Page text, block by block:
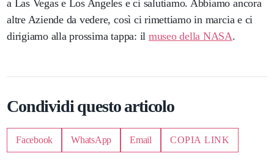
a Las Vegas e Los Angeles e ci salutiamo. Abbiamo ancora
altre Aziende da vedere, così ci rimettiamo in marcia e ci
dirigiamo alla prossima tappa: il museo della NASA.
Condividi questo articolo
Facebook WhatsApp Email COPIA LINK